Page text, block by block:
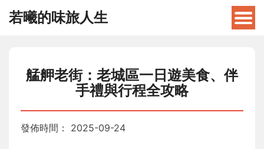
若曦的味旅人生
艋舺老街：老城區一日遊美食、伴
手禮與行程全攻略
發佈時間： 2025-09-24